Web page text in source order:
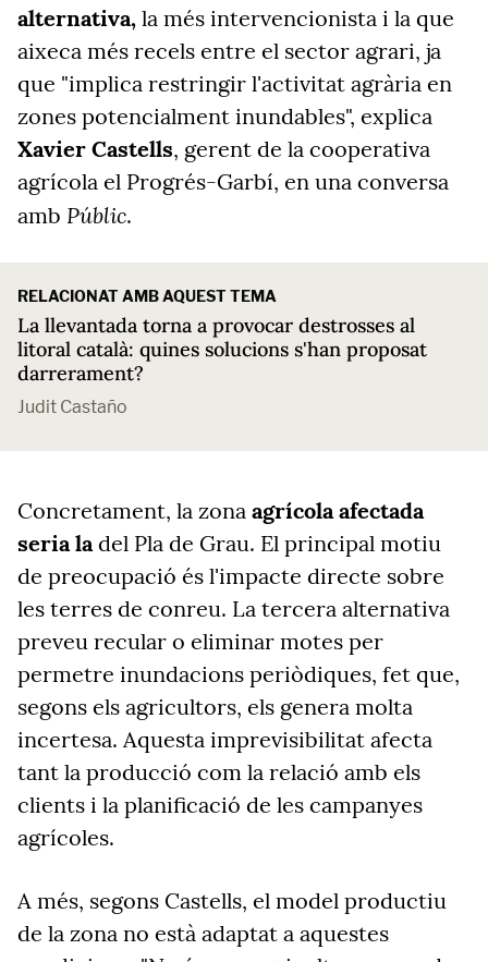
alternativa, la més intervencionista i la que
aixeca més recels entre el sector agrari, ja
que "implica restringir l'activitat agrària en
zones potencialment inundables", explica
Xavier Castells, gerent de la cooperativa
agrícola el Progrés-Garbí, en una conversa
amb Públic.
RELACIONAT AMB AQUEST TEMA
La llevantada torna a provocar destrosses al
litoral català: quines solucions s'han proposat
darrerament?
Judit Castaño
Concretament, la zona agrícola afectada
seria ladel Pla de Grau. El principal motiu
de preocupació és l'impacte directe sobre
les terres de conreu. La tercera alternativa
preveu recular o eliminar motes per
permetre inundacions periòdiques, fet que,
segons els agricultors, els genera molta
incertesa. Aquesta imprevisibilitat afecta
tant la producció com la relació amb els
clients i la planificació de les campanyes
agrícoles.
A més, segons Castells, el model productiu
de la zona no està adaptat a aquestes